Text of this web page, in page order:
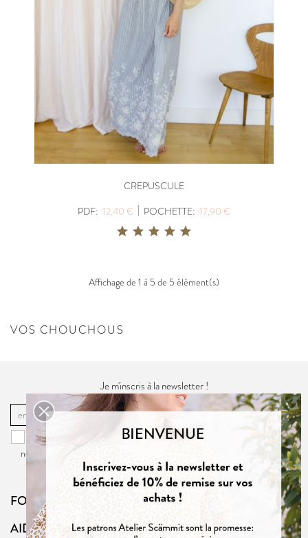
CREPUSCULE
PDF: 12,40 € | POCHETTE: 17,90 €
Affichage de 1 à 5 de 5 élément(s)
VOS CHOUCHOUS
Je m'inscris à la newsletter !
OK
Vous pouvez vous désinscrire à tout moment. Vous trouverez pour cela
nos informations de contact dans la
du site.
FOLLOW US
AIDE